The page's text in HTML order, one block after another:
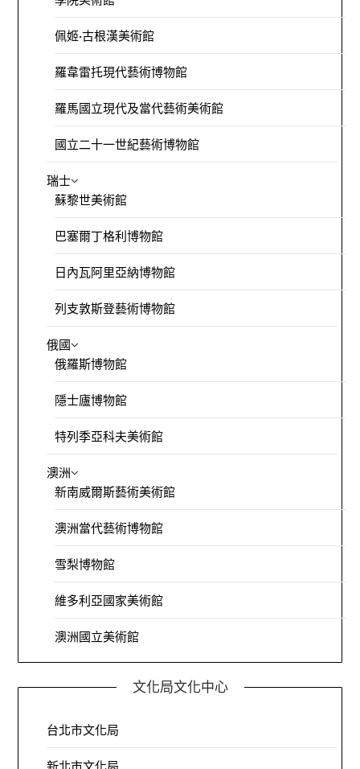
佩姬·古根漢美術館
羅韋雷托現代藝術博物館
羅馬國立現代及當代藝術美術館
國立二十一世紀藝術博物館
瑞士
蘇黎世美術館
巴塞爾丁格利博物館
日內瓦阿里亞納博物館
列支敦斯登藝術博物館
俄國
俄羅斯博物館
隱士廬博物館
特列季亞科夫美術館
澳洲
新南威爾斯藝術美術館
澳洲當代藝術博物館
雪梨博物館
維多利亞國家美術館
澳洲國立美術館
文化局文化中心
台北市文化局
新北市文化局